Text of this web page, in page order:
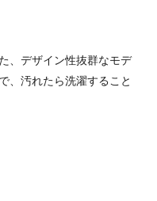
、デザイン性抜群なモデ
、汚れたら洗濯すること